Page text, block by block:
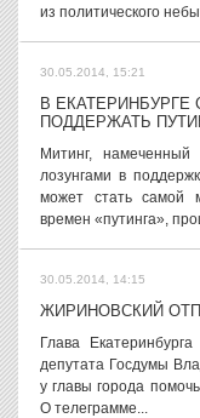
из политического
30.05.2014, 15:21
В
ПОДДЕРЖАТЬ
Митинг,
лозунгами в
может стать самой
времен «путинга»,
30.05.2014, 14:15
ЖИРИНОВСКИЙ
Глава
депутата Госдумы
у главы города
О телеграмме...